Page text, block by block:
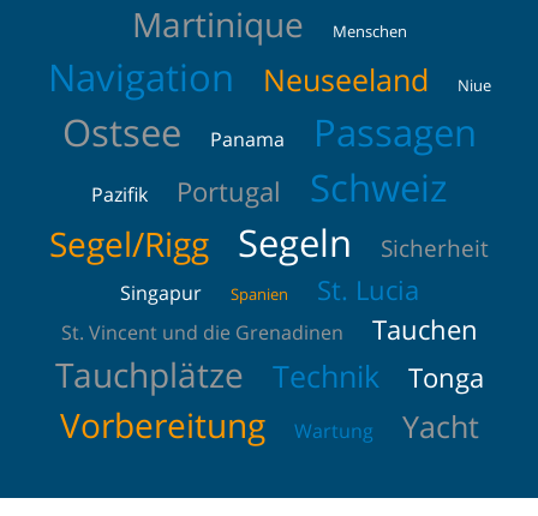
Martinique Menschen
Navigation Neuseeland Niue
Ostsee Panama Passagen
Pazifik Portugal Schweiz
Segel/Rigg Segeln Sicherheit
Singapur Spanien St. Lucia
St. Vincent und die Grenadinen Tauchen
Tauchplätze Technik Tonga
Vorbereitung Wartung Yacht